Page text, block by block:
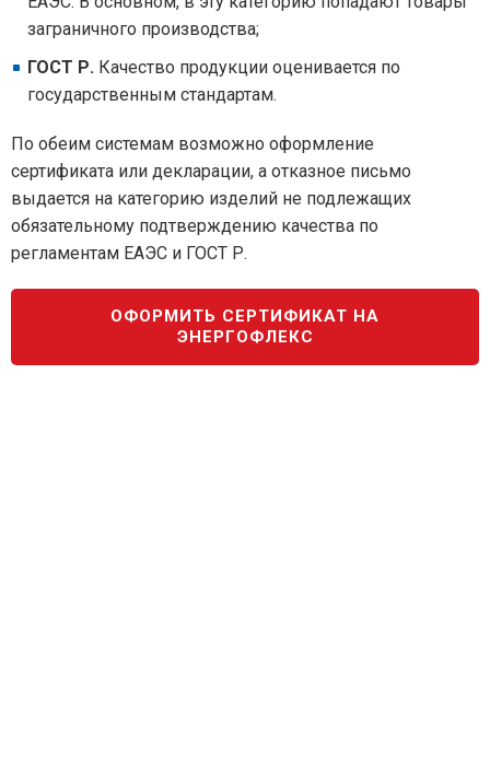
заграничного производства;
ГОСТ Р. Качество продукции оценивается по
государственным стандартам.
По обеим системам возможно оформление
сертификата или декларации, а отказное письмо
выдается на категорию изделий не подлежащих
обязательному подтверждению качества по
регламентам ЕАЭС и ГОСТ Р.
ОФОРМИТЬ СЕРТИФИКАТ НА
ЭНЕРГОФЛЕКС